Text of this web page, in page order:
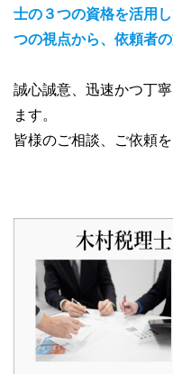
士の３つの資格を活用
つの視点から、依頼者
誠心誠意、迅速かつ丁
ます。
皆様のご相談、ご依頼